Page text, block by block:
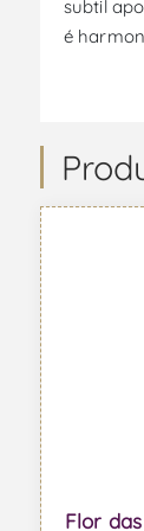
subtil
é
Flor